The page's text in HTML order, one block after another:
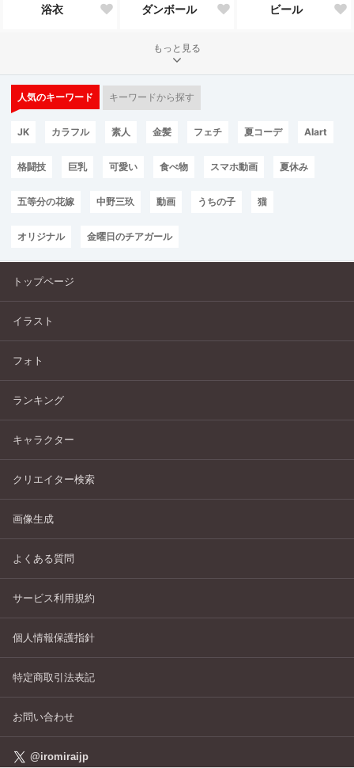
浴衣 ダンボール ビール
もっと見る
人気のキーワード キーワードから探す
JK カラフル 素人 金髪 フェチ 夏コーデ AIart
格闘技 巨乳 可愛い 食べ物 スマホ動画 夏休み
五等分の花嫁 中野三玖 動画 うちの子 猫
オリジナル 金曜日のチアガール
トップページ
イラスト
フォト
ランキング
キャラクター
クリエイター検索
画像生成
よくある質問
サービス利用規約
個人情報保護指針
特定商取引法表記
お問い合わせ
@iromiraijp